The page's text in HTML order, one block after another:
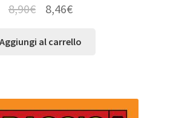
8,90€ 8,46€
Aggiungi al carrello